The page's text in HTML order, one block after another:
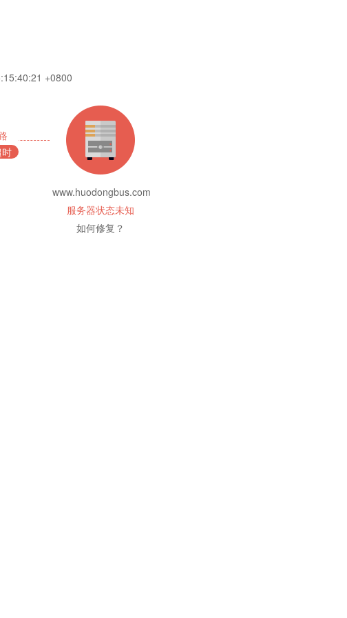
+0800
www.huodongbus.com
服务器状态未知
如何修复？